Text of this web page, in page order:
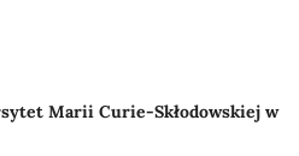
Marii Curie-Skłodowskiej w